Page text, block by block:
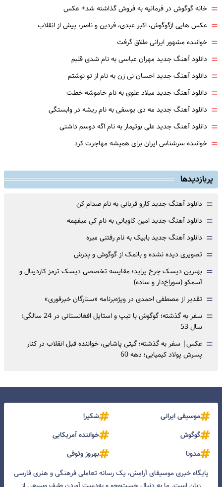
= خانه گوگوش در فرمانیه به فروش گذاشته شد+ عکس
= عکس هایی ازگوگوش، اکبر عبدی، فردین و ناصر، پیش از انقلاب
= خواننده مشهور ایرانی طلاق گرفت
= دانلود آهنگ جدید مهران عباسی به نام شدی قلبم
= دانلود آهنگ جدید احسان نی زن به نام از تو نوشتم
= دانلود آهنگ جدید میلاد علوی به نام خاموشه خطت
= دانلود آهنگ جدید مه دی یوسفی به نام ریشه در وابستگی
= دانلود آهنگ جدید علی بوتیمار به نام اگه دوسم داشتی
= خواننده سرشناس ایران برای همیشه مهاجرت کرد
پربازدیدها
= دانلود آهنگ جدید کارو قربانی به نام صدام کن
= دانلود آهنگ جدید امین کاویانی به نام کی میفهمه
= دانلود آهنگ جدید بابیک به نام رفتنی میره
= تصویری دیده نشده و بانمک از گوگوش و پدرش
= بهترین دیسک چرخ پراید؛ مقایسه تخصصی دیسک ترمز کاردینال و
آسمکو (سوراخ‌دار و ساده)
= تقدیر از مصطفی احمدی در ویژه‌برنامه «ستارگان خبرفوری»
=
سفر به گذشته؛ گوگوش با تیپ و استایل افغانستانی در 24 سالگی؛
سال 53
= عکس| سفر به گذشته؛ گیتی پاشایی، خواننده قبل انقلاب در کنار
پسرش پولاد کیمیایی؛ دهه 60
موسیقی ایرانی
شکیرا
گوگوش
خواننده آمریکایی
مدونا
بهروز وثوقی
پایگاه خبری موسیقای آرامش، یک رسانه تعاملی فرهنگی و هنری فارسی